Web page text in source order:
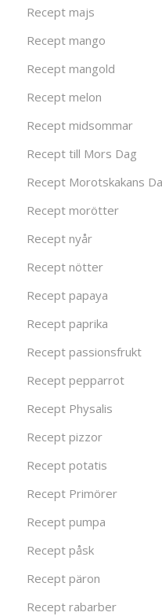
Recept majs
Recept mango
Recept mangold
Recept melon
Recept midsommar
Recept till Mors Dag
Recept Morotskakans
Recept morötter
Recept nyår
Recept nötter
Recept papaya
Recept paprika
Recept passionsfrukt
Recept pepparrot
Recept Physalis
Recept pizzor
Recept potatis
Recept Primörer
Recept pumpa
Recept påsk
Recept päron
Recept rabarber